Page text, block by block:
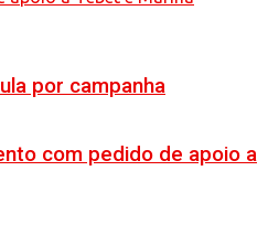
por campanha
com pedido de apoio a